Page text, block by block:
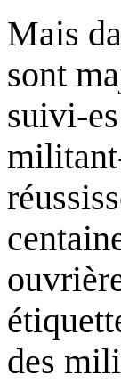
Mais
sont
suivi-
des